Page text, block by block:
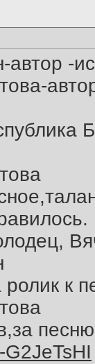
автор -
к